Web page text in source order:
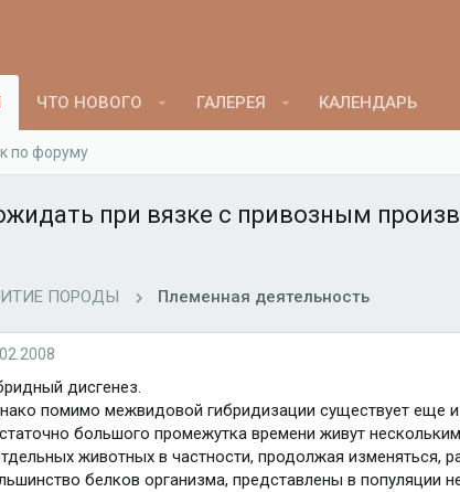
ЧТО НОВОГО ГАЛЕРЕЯ КАЛЕНДАРЬ
по форуму
при вязке с привозным
ПОРОДЫ Племенная деятельность
дисгенез.
помимо межвидовой гибридизации существует еще
большого промежутка времени живут
животных в частности, продолжая изменяться,
белков организма, представлены в популяции